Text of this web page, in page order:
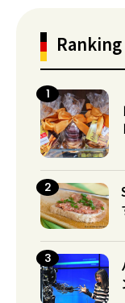
Ranking